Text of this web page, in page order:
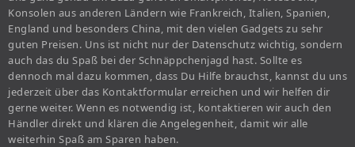
Konsolen aus anderen Ländern wie Frankreich, Italien, Spanien,
England und besonders China, mit den vielen Gadgets zu sehr
guten Preisen. Uns ist nicht nur der Datenschutz wichtig, sondern
auch das du Spaß bei der Schnäppchenjagd hast. Sollte es
dennoch mal dazu kommen, dass Du Hilfe brauchst, kannst du uns
jederzeit über das Kontaktformular erreichen und wir helfen dir
gerne weiter. Wenn es notwendig ist, kontaktieren wir auch den
Händler direkt und klären die Angelegenheit, damit wir alle
weiterhin Spaß am Sparen haben.